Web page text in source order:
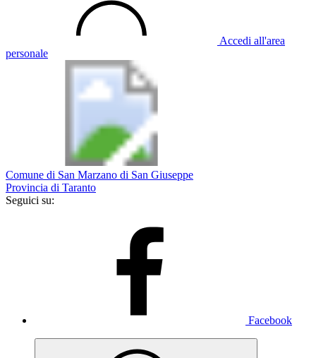
Accedi all'area
personale
Comune di San Marzano di San Giuseppe
Provincia di Taranto
Seguici su:
Facebook